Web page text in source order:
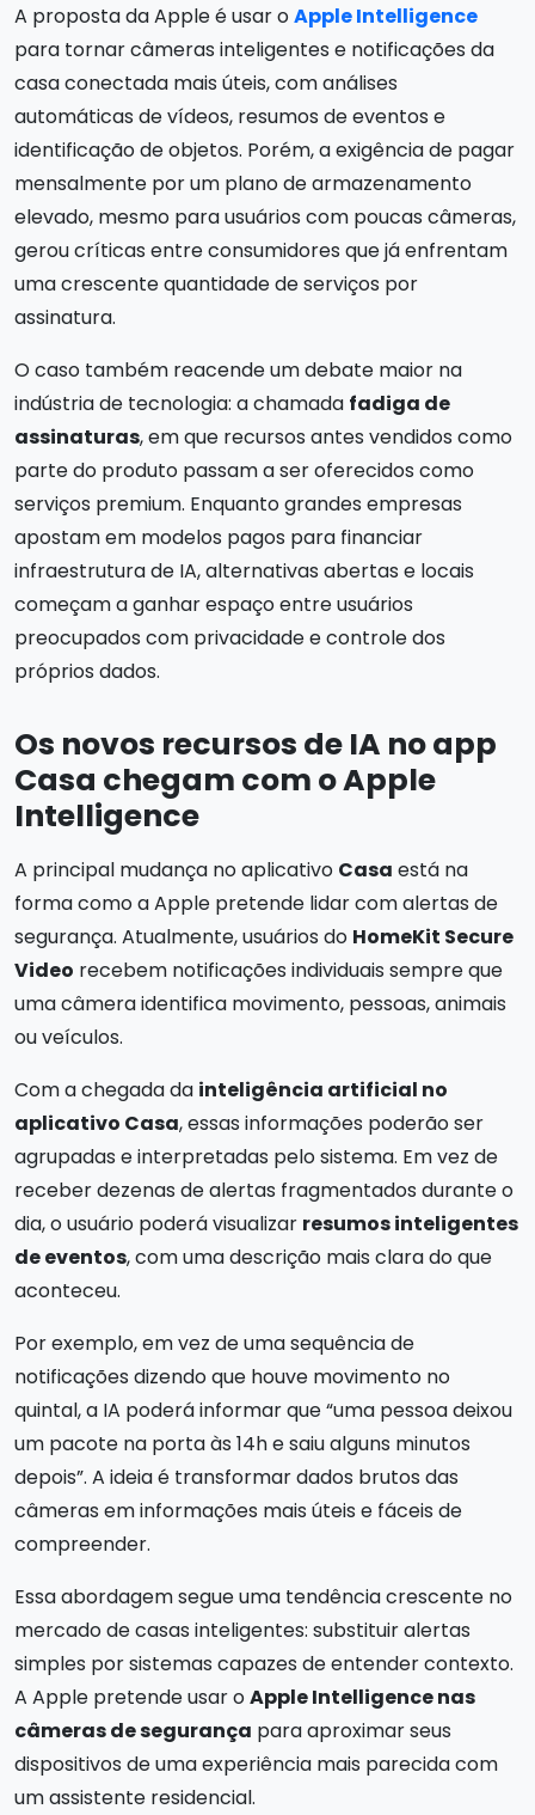
A proposta da Apple é usar oApple Intelligence
para tornar câmeras inteligentes e notificações da
casa conectada mais úteis, com análises
automáticas de vídeos, resumos de eventos e
identificação de objetos. Porém, a exigência de pagar
mensalmente por um plano de armazenamento
elevado, mesmo para usuários com poucas câmeras,
gerou críticas entre consumidores que já enfrentam
uma crescente quantidade de serviços por
assinatura.
O caso também reacende um debate maior na
indústria de tecnologia: a chamada fadiga de
assinaturas, em que recursos antes vendidos como
parte do produto passam a ser oferecidos como
serviços premium. Enquanto grandes empresas
apostam em modelos pagos para financiar
infraestrutura de IA, alternativas abertas e locais
começam a ganhar espaço entre usuários
preocupados com privacidade e controle dos
próprios dados.
Os novos recursos de IA no app
Casa chegam com o Apple
Intelligence
A principal mudança no aplicativo Casa está na
forma como a Apple pretende lidar com alertas de
segurança. Atualmente, usuários do HomeKit Secure
Video recebem notificações individuais sempre que
uma câmera identifica movimento, pessoas, animais
ou veículos.
Com a chegada da inteligência artificial no
aplicativo Casa, essas informações poderão ser
agrupadas e interpretadas pelo sistema. Em vez de
receber dezenas de alertas fragmentados durante o
dia, o usuário poderá visualizar resumos inteligentes
de eventos, com uma descrição mais clara do que
aconteceu.
Por exemplo, em vez de uma sequência de
notificações dizendo que houve movimento no
quintal, a IA poderá informar que “uma pessoa deixou
um pacote na porta às 14h e saiu alguns minutos
depois”. A ideia é transformar dados brutos das
câmeras em informações mais úteis e fáceis de
compreender.
Essa abordagem segue uma tendência crescente no
mercado de casas inteligentes: substituir alertas
simples por sistemas capazes de entender contexto.
A Apple pretende usar oApple Intelligence nas
câmeras de segurança para aproximar seus
dispositivos de uma experiência mais parecida com
um assistente residencial.